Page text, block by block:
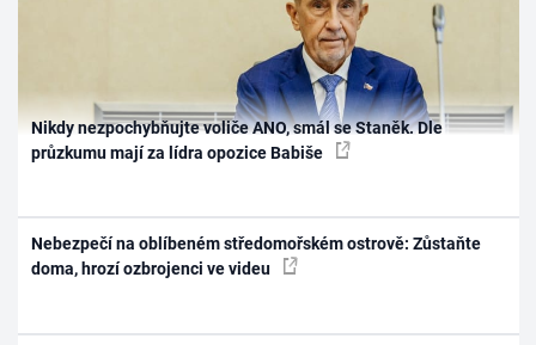
Nikdy nezpochybňujte voliče ANO, smál se Staněk. Dle
průzkumu mají za lídra opozice Babiše
Nebezpečí na oblíbeném středomořském ostrově: Zůstaňte
doma, hrozí ozbrojenci ve videu